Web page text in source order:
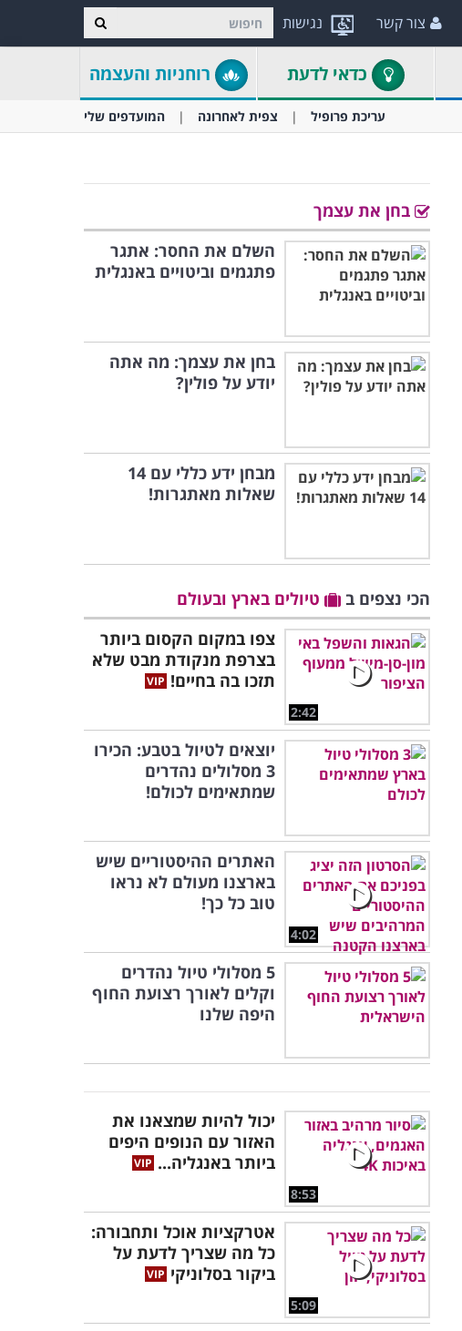
נגישות צור קשר
כדאי לדעת רוחניות והעצמה
עריכת פרופיל צפית לאחרונה המועדפים שלי
בחן את עצמך
השלם את החסר: אתגר
פתגמים וביטויים באנגלית
בחן את עצמך: מה אתה
יודע על פולין?
מבחן ידע כללי עם 14
שאלות מאתגרות!
הכי נצפים ב טיולים בארץ ובעולם
2:42
צפו במקום הקסום ביותר
בצרפת מנקודת מבט שלא
תזכו בה בחיים!
יוצאים לטיול בטבע: הכירו
3 מסלולים נהדרים
שמתאימים לכולם!
4:02
האתרים ההיסטוריים שיש
בארצנו מעולם לא נראו
טוב כל כך!
5 מסלולי טיול נהדרים
וקלים לאורך רצועת החוף
היפה שלנו
8:53
יכול להיות שמצאנו את
האזור עם הנופים היפים
ביותר באנגליה...
5:09
אטרקציות אוכל ותחבורה:
כל מה שצריך לדעת על
ביקור בסלוניקי